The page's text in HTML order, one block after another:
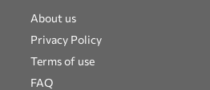
About us
Privacy Policy
Terms of use
FAQ